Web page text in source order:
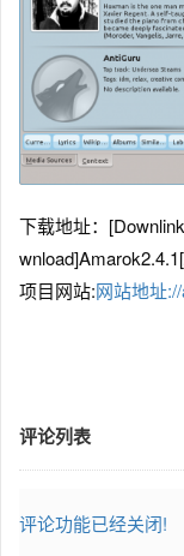
下载地址：
项目网站:网站地址
评论列表
评论功能已经关闭!